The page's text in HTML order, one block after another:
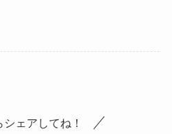
ェアしてね！